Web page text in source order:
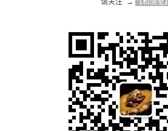
请关注  → 【和清堂】